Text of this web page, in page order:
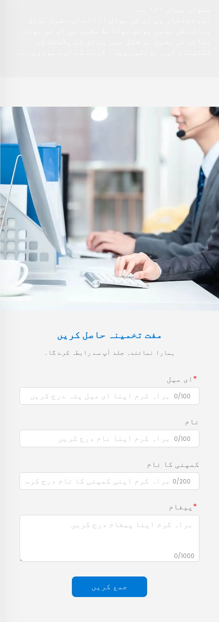
مفت تخمینہ حاصل کریں
ہمارا نمائندہ جلد آپ سے رابطہ کرے گا۔
ای میل
0/100
نام
0/100
کمپنی کا نام
0/200
پیغام
0/1000
جمع کریں